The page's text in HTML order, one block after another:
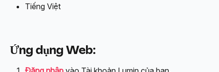
Tiếng Việt
Ứng dụng Web: